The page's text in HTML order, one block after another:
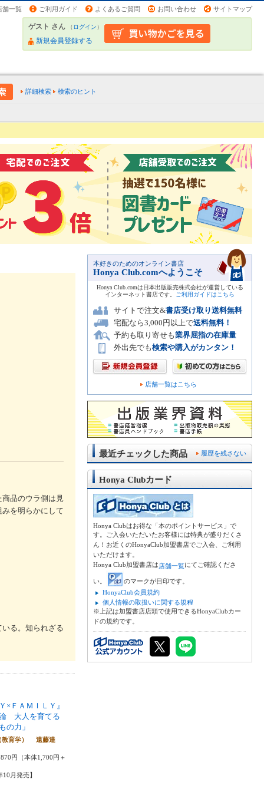
舗一覧 ご利用ガイド よくあるご質問 お問い合わせ サイトマップ
ゲスト さん （ログイン）
新規会員登録する
詳細検索 検索のヒント
品のウラ側は見
を明らかにして
る。知られざる
×ＦＡＭＩＬＹ』
大人を育てる
の力」
教育学） 遠藤達
円（本体1,700円＋
10月発売】
本好きのためのオンライン書店
Honya Club.comへようこそ
Honya Club.comは日本出版販売株式会社が運営している
インターネット書店です。
ご利用ガイドはこちら
サイトで注文&書店受け取り送料無料
宅配なら3,000円以上で送料無料！
予約も取り寄せも業界屈指の在庫量
外出先でも検索や購入がカンタン！
店舗一覧はこちら
履歴を残さない
最近チェックした商品
Honya Clubカード
Honya Clubはお得な「本のポイントサービス」で
す。ご入会いただいたお客様には特典が盛りだくさ
ん！お近くのHonyaClub加盟書店でご入会、ご利用
いただけます。
Honya Club加盟書店は店舗一覧にてご確認くださ
い。
のマークが目印です。
HonyaClub会員規約
個人情報の取扱いに関する規程
※上記は加盟書店店頭で使用できるHonyaClubカー
ドの規約です。